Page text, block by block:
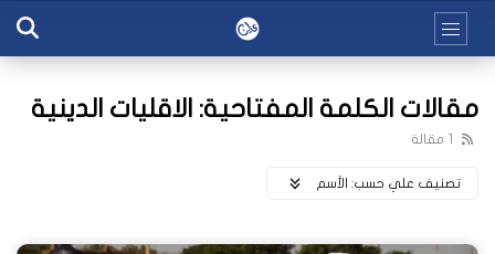
مقالات الكلمة المفتاحية: الاقليات الدينية
1 مقالة
تصنيف علي حسب: اﻷسم